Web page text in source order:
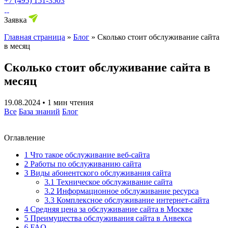
Заявка
Главная страница » Блог » Сколько стоит обслуживание сайта
в месяц
Сколько стоит обслуживание сайта в
месяц
19.08.2024 • 1 мин чтения
Все База знаний Блог
Оглавление
1 Что такое обслуживание веб-сайта
2 Работы по обслуживанию сайта
3 Виды абонентского обслуживания сайта
3.1 Техническое обслуживание сайта
3.2 Информационное обслуживание ресурса
3.3 Комплексное обслуживание интернет-сайта
4 Средняя цена за обслуживание сайта в Москве
5 Преимущества обслуживания сайта в Анвекса